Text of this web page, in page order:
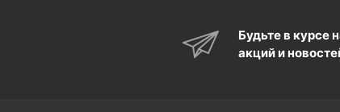
Будьте в курсе
акций и